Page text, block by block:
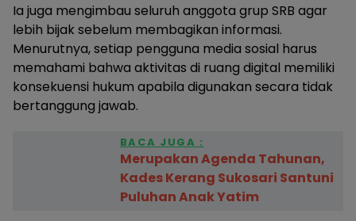
Ia juga mengimbau seluruh anggota grup SRB agar
lebih bijak sebelum membagikan informasi.
Menurutnya, setiap pengguna media sosial harus
memahami bahwa aktivitas di ruang digital memiliki
konsekuensi hukum apabila digunakan secara tidak
bertanggung jawab.
BACA JUGA :
Merupakan Agenda Tahunan,
Kades Kerang Sukosari Santuni
Puluhan Anak Yatim